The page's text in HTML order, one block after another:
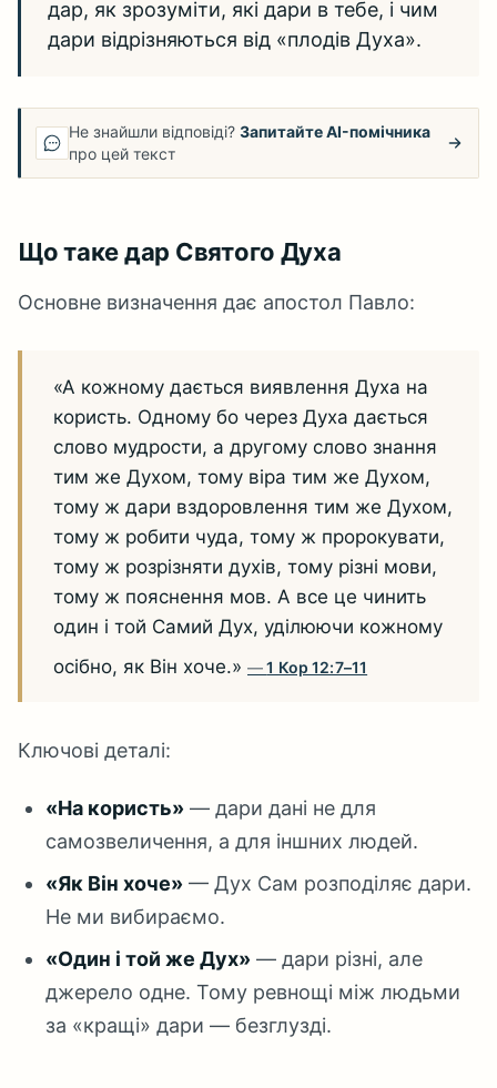
дар, як зрозуміти, які дари в тебе, і чим
дари відрізняються від «плодів Духа».
Не знайшли відповіді? Запитайте AI-помічника
про цей текст
Що таке дар Святого Духа
Основне визначення дає апостол Павло:
«А кожному дається виявлення Духа на
користь. Одному бо через Духа дається
слово мудрости, а другому слово знання
тим же Духом, тому віра тим же Духом,
тому ж дари вздоровлення тим же Духом,
тому ж робити чуда, тому ж пророкувати,
тому ж розрізняти духів, тому різні мови,
тому ж пояснення мов. А все це чинить
один і той Самий Дух, уділюючи кожному
осібно, як Він хоче.»
1 Кор 12:7–11
Ключові деталі:
«На користь» — дари дані не для
самозвеличення, а для іншних людей.
«Як Він хоче» — Дух Сам розподіляє дари.
Не ми вибираємо.
«Один і той же Дух» — дари різні, але
джерело одне. Тому ревнощі між людьми
за «кращі» дари — безглузді.